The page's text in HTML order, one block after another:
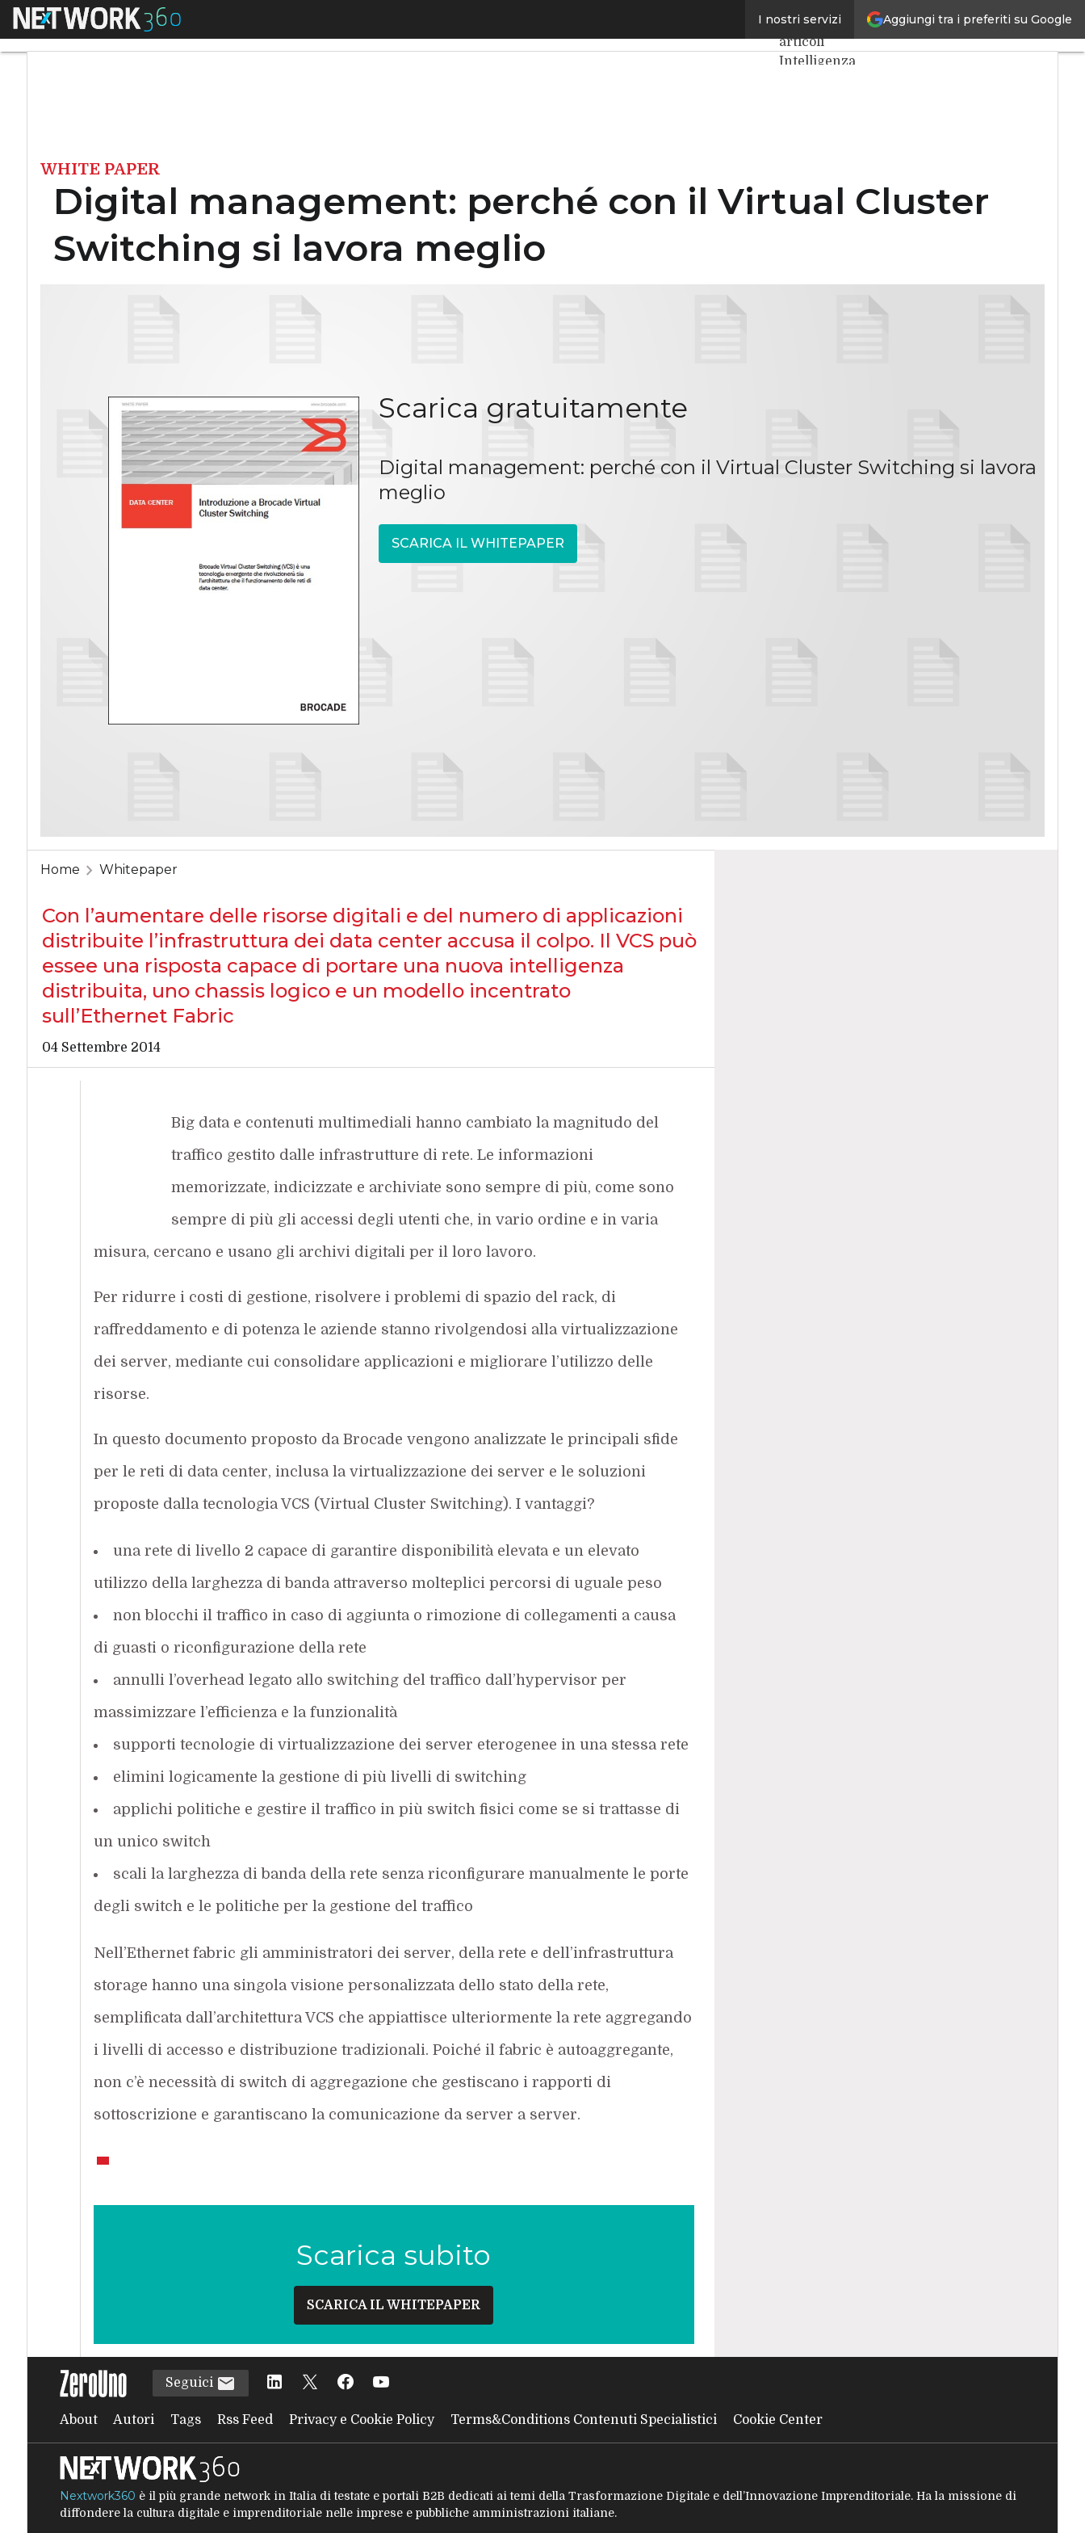
Aggiungi tra i preferiti su Google
I nostri servizi
Menu Digital management: perché con il Virtual Cluster Switching si lavora meglioUltimi
articoli
Intelligenza
Agile4Executive
WHITE PAPER
Digital management: perché con il Virtual Cluster
Switching si lavora meglio
Scarica gratuitamente
Digital management: perché con il Virtual Cluster Switching si lavora
meglio
SCARICA IL WHITEPAPER
Home Whitepaper
Con l’aumentare delle risorse digitali e del numero di applicazioni
distribuite l’infrastruttura dei data center accusa il colpo. Il VCS può
essee una risposta capace di portare una nuova intelligenza
distribuita, uno chassis logico e un modello incentrato
sull’Ethernet Fabric
04 Settembre 2014
Big data e contenuti multimediali hanno cambiato la magnitudo del
traffico gestito dalle infrastrutture di rete. Le informazioni
memorizzate, indicizzate e archiviate sono sempre di più, come sono
sempre di più gli accessi degli utenti che, in vario ordine e in varia
misura, cercano e usano gli archivi digitali per il loro lavoro.
Per ridurre i costi di gestione, risolvere i problemi di spazio del rack, di
raffreddamento e di potenza le aziende stanno rivolgendosi alla virtualizzazione
dei server, mediante cui consolidare applicazioni e migliorare l’utilizzo delle
risorse.
In questo documento proposto da Brocade vengono analizzate le principali sfide
per le reti di data center, inclusa la virtualizzazione dei server e le soluzioni
proposte dalla tecnologia VCS (Virtual Cluster Switching). I vantaggi?
una rete di livello 2 capace di garantire disponibilità elevata e un elevato
utilizzo della larghezza di banda attraverso molteplici percorsi di uguale peso
non blocchi il traffico in caso di aggiunta o rimozione di collegamenti a causa
di guasti o riconfigurazione della rete
annulli l’overhead legato allo switching del traffico dall’hypervisor per
massimizzare l’efficienza e la funzionalità
supporti tecnologie di virtualizzazione dei server eterogenee in una stessa rete
elimini logicamente la gestione di più livelli di switching
applichi politiche e gestire il traffico in più switch fisici come se si trattasse di
un unico switch
scali la larghezza di banda della rete senza riconfigurare manualmente le porte
degli switch e le politiche per la gestione del traffico
Nell’Ethernet fabric gli amministratori dei server, della rete e dell’infrastruttura
storage hanno una singola visione personalizzata dello stato della rete,
semplificata dall’architettura VCS che appiattisce ulteriormente la rete aggregando
i livelli di accesso e distribuzione tradizionali. Poiché il fabric è autoaggregante,
non c’è necessità di switch di aggregazione che gestiscano i rapporti di
sottoscrizione e garantiscano la comunicazione da server a server.
Scarica subito
SCARICA IL WHITEPAPER
Seguici
About Autori Tags Rss Feed Privacy e Cookie Policy Terms&Conditions Contenuti Specialistici Cookie Center
Nextwork360 è il più grande network in Italia di testate e portali B2B dedicati ai temi della Trasformazione Digitale e dell’Innovazione Imprenditoriale. Ha la missione di
diffondere la cultura digitale e imprenditoriale nelle imprese e pubbliche amministrazioni italiane.